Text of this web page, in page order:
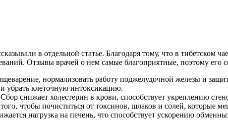
в отдельной статье. Благодаря тому, что в тибетском
Отзывы врачей о нем самые благоприятные, поэтому его
нормализовать работу поджелудочной железы и
убрать клеточную интоксикацию.
снижает холестерин в крови, способствует укреплению
чтобы почиститься от токсинов, шлаков и солей, которые
нагрузка на печень, что способствует ускорению